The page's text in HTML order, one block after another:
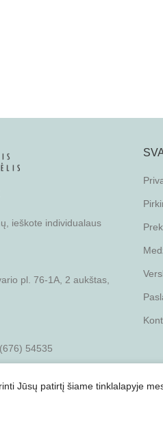
ieškote individualaus
pl. 76-1A, 2 aukštas,
54535
Jūsų patirtį šiame tinklalapyje